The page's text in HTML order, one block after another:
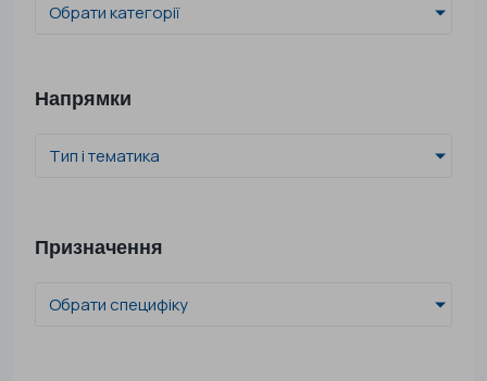
Обрати категорії
Напрямки
Тип і тематика
Призначення
Обрати специфіку